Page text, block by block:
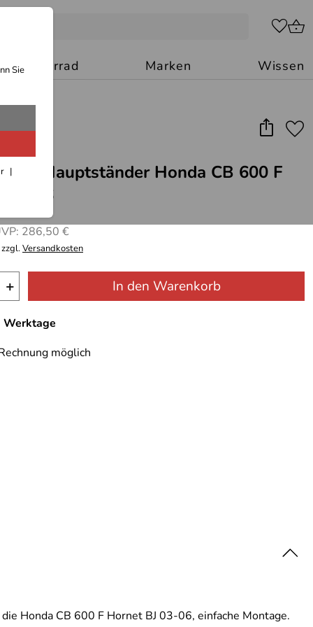
SieMotorrad Marken Wissen
Hauptständer Honda CB 600 F
06
286,50 €
Versandkosten
+ In den Warenkorb
möglich
Honda CB 600 F Hornet BJ 03-06, einfache Montage.